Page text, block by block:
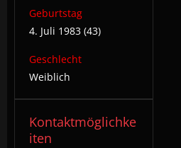
Geburtstag
4. Juli 1983 (43)
Geschlecht
Weiblich
Kontaktmöglichke
iten